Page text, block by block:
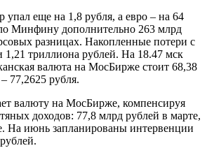
упал еще на 1,8 рубля, а евро – на 64
Минфину дополнительно 263 млрд
разницах. Накопленные потери с
1,21 триллиона рублей. На 18.47 мск
валюта на МосБирже стоит 68,38
77,2625 рубля.
валюту на МосБирже, компенсируя
доходов: 77,8 млрд рублей в марте,
На июнь запланированы интервенции